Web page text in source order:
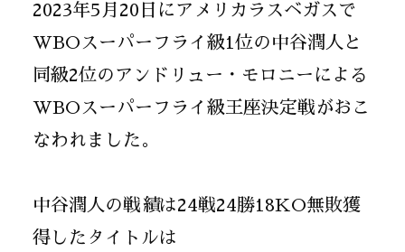
2023年5月20日にアメリカラスベガスで
WBOスーパーフライ級1位の中谷潤人と
同級2位のアンドリュー・モロニーによる
WBOスーパーフライ級王座決定戦がおこ
なわれました。
中谷潤人の戦績は24戦24勝18KO無敗獲
得したタイトルは